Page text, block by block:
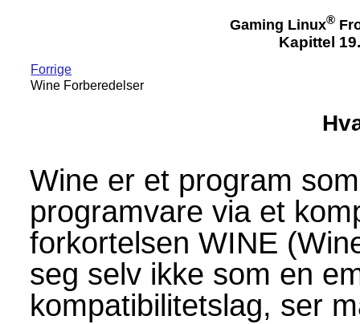
Gaming Linux®
Kapittel
Forrige
Wine Forberedelser
Wine er et program
programvare via et
forkortelsen WINE
seg selv ikke som en
kompatibilitetslag, ser